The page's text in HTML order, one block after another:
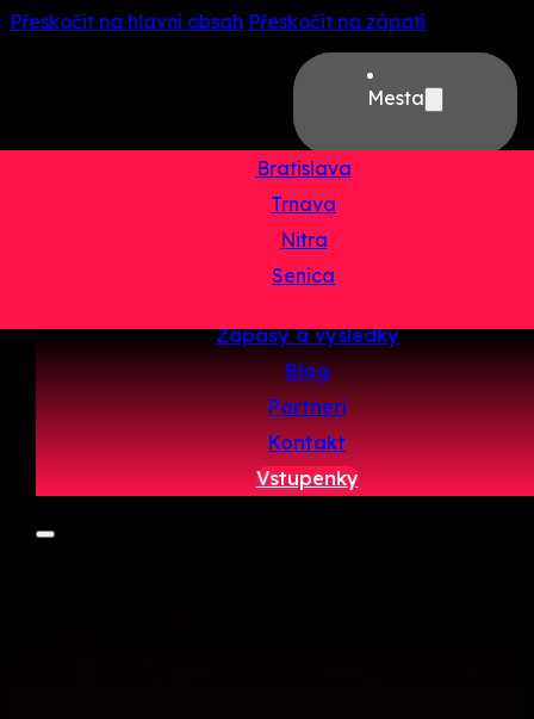
Přeskočit na hlavní obsah Přeskočit na zápatí
Mesta
Bratislava
Trnava
Nitra
Senica
Domov
O projekte
Zápasy a výsledky
Blog
Partneri
Kontakt
Vstupenky